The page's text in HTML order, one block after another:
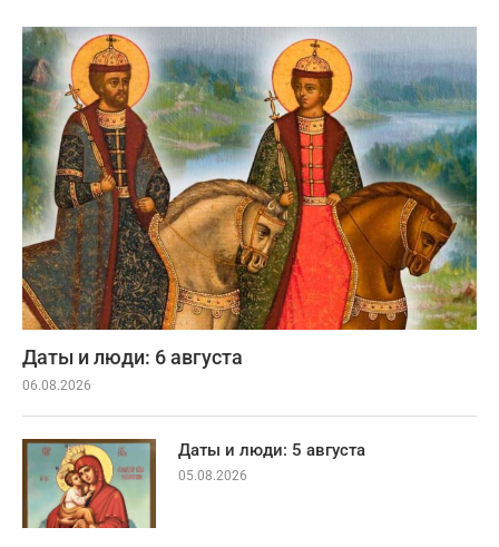
Даты и люди: 6 августа
06.08.2026
Даты и люди: 5 августа
05.08.2026